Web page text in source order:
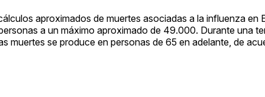
aproximados de muertes asociadas a la influenza en
a un máximo aproximado de 49.000. Durante una
muertes se produce en personas de 65 en adelante, de